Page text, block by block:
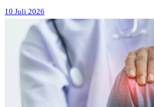
10 Juli 2026